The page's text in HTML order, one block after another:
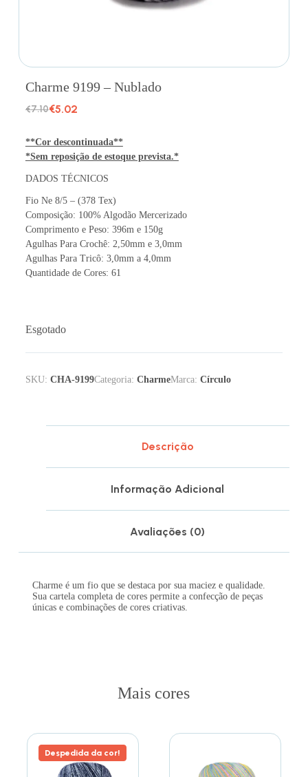
Charme 9199 – Nublado
€7.10€5.02
**Cor descontinuada**
*Sem reposição de estoque prevista.*
DADOS TÉCNICOS
Fio Ne 8/5 – (378 Tex)
Composição: 100% Algodão Mercerizado
Comprimento e Peso: 396m e 150g
Agulhas Para Crochê: 2,50mm e 3,0mm
Agulhas Para Tricô: 3,0mm a 4,0mm
Quantidade de Cores: 61
Esgotado
SKU: CHA-9199Categoria: CharmeMarca: Círculo
Descrição
Informação Adicional
Avaliações (0)
Charme é um fio que se destaca por sua maciez e qualidade.
Sua cartela completa de cores permite a confecção de peças
únicas e combinações de cores criativas.
Mais cores
Despedida da cor!